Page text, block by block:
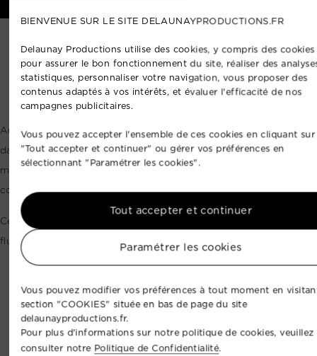
Une expérience événementielle
globale
Au-delà du feu d’artifice, nous pouvons intégrer la pyrotechnie
dans une production événementielle complète : sonorisation,
mise en lumière, animation, captation photo/vidéo, drone,
coordination artistique ou régie générale.
Cette approche permet de créer un moment plus cohérent, plus
fluide et mieux intégré à l’ensemble de votre événement.
BIENVENUE SUR LE SITE DELAUNAYPRODUCTIONS.FR
Delaunay Productions utilise des cookies, y compris des
pour assurer le bon fonctionnement du site, réaliser des
statistiques, personnaliser votre navigation, vous proposer des
contenus adaptés à vos intérêts, et évaluer l'efficacité de nos
campagnes publicitaires.
Vous pouvez accepter l'ensemble de ces cookies en cliquant sur
"Tout accepter et continuer" ou gérer vos préférences en
sélectionnant "Paramétrer les cookies".
Paramétrer les cookies
Tout accepter et continuer
Vous pouvez modifier vos préférences à tout moment en
section "COOKIES" située en bas de page du site
delaunayproductions.fr.
Pour plus d'informations sur notre politique de cookies, veuillez
consulter notre Politique de Confidentialité.